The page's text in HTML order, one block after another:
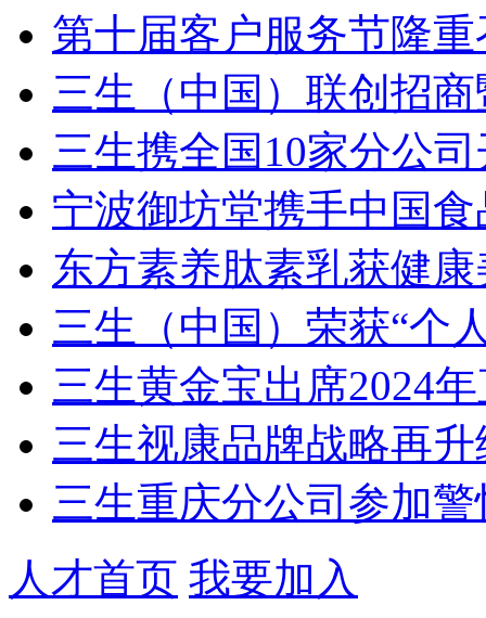
第十届客户服务节隆
三生（中国）联创招
三生携全国10家分公
宁波御坊堂携手中国
东方素养肽素乳获健
三生（中国）荣获“个
三生黄金宝出席2024
三生视康品牌战略再
三生重庆分公司参加
人才首页 我要加入